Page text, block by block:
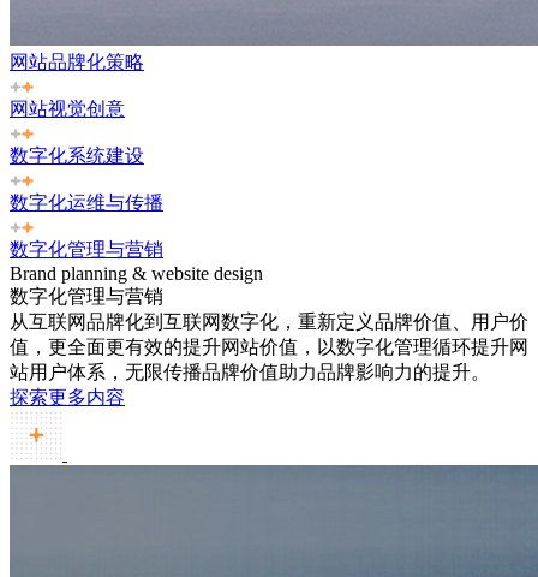
网站品牌化策略
网站视觉创意
数字化系统建设
数字化运维与传播
数字化管理与营销
Brand planning & website design
数字化管理与营销
从互联网品牌化到互联网数字化，重新定义品牌价值、用户价
值，更全面更有效的提升网站价值，以数字化管理循环提升网
站用户体系，无限传播品牌价值助力品牌影响力的提升。
探索更多内容